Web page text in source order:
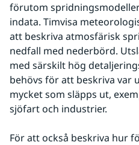
förutom
indata. Timvisa
att beskriva atmosfärisk
nedfall med nederbörd.
med särskilt hög
behövs för att beskriva var
mycket som släpps ut,
sjöfart och industrier.
För att också beskriva hur